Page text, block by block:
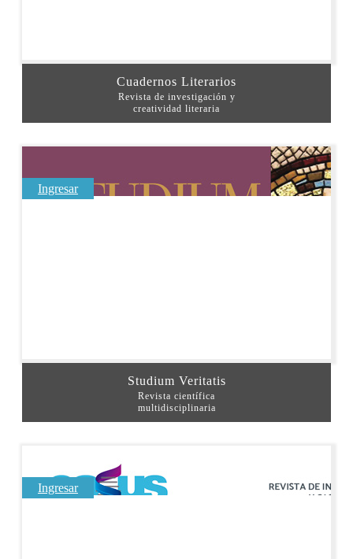
Cuadernos Literarios
Revista de investigación y
creatividad literaria
Ingresar
Studium Veritatis
Revista científica
multidisciplinaria
Ingresar